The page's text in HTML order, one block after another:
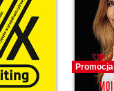
Promocja